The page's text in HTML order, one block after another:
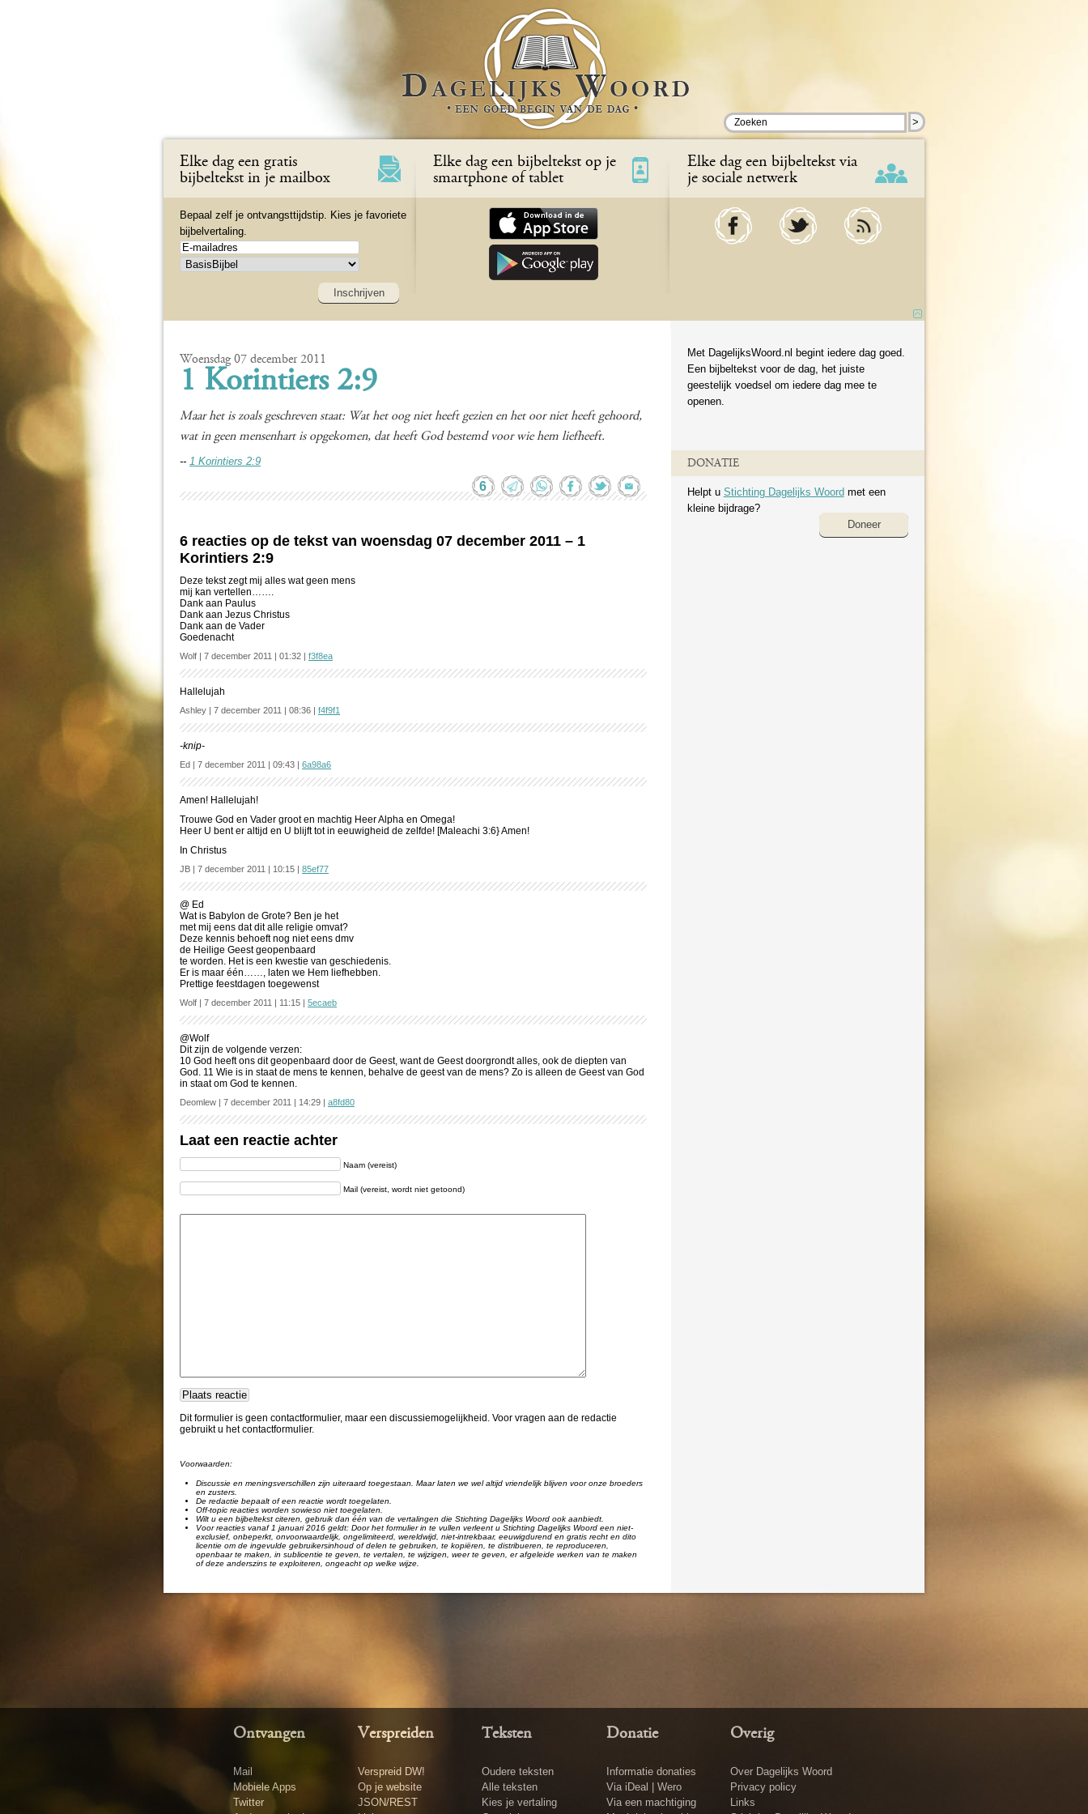
>
Elke dag een gratis
bijbeltekst in je mailbox
Bepaal zelf je ontvangsttijdstip. Kies je favoriete
bijbelvertaling.
Inschrijven
Elke dag een bijbeltekst op je
smartphone of tablet
Elke dag een bijbeltekst via
je sociale netwerk
Woensdag 07 december 2011
1 Korintiers 2:9
Maar het is zoals geschreven staat: Wat het oog niet heeft gezien en het oor niet heeft gehoord,
wat in geen mensenhart is opgekomen, dat heeft God bestemd voor wie hem liefheeft.
-- 1 Korintiers 2:9
6
6 reacties op de tekst van woensdag 07 december 2011 – 1
Korintiers 2:9
Deze tekst zegt mij alles wat geen mens
mij kan vertellen…….
Dank aan Paulus
Dank aan Jezus Christus
Dank aan de Vader
Goedenacht
Wolf | 7 december 2011 | 01:32 | f3f8ea
Hallelujah
Ashley | 7 december 2011 | 08:36 | f4f9f1
-knip-
Ed | 7 december 2011 | 09:43 | 6a98a6
Amen! Hallelujah!
Trouwe God en Vader groot en machtig Heer Alpha en Omega!
Heer U bent er altijd en U blijft tot in eeuwigheid de zelfde! [Maleachi 3:6} Amen!
In Christus
JB | 7 december 2011 | 10:15 | 85ef77
@ Ed
Wat is Babylon de Grote? Ben je het
met mij eens dat dit alle religie omvat?
Deze kennis behoeft nog niet eens dmv
de Heilige Geest geopenbaard
te worden. Het is een kwestie van geschiedenis.
Er is maar één……, laten we Hem liefhebben.
Prettige feestdagen toegewenst
Wolf | 7 december 2011 | 11:15 | 5ecaeb
@Wolf
Dit zijn de volgende verzen:
10 God heeft ons dit geopenbaard door de Geest, want de Geest doorgrondt alles, ook de diepten van
God. 11 Wie is in staat de mens te kennen, behalve de geest van de mens? Zo is alleen de Geest van God
in staat om God te kennen.
Deomlew | 7 december 2011 | 14:29 | a8fd80
Laat een reactie achter
Naam (vereist)
Mail (vereist, wordt niet getoond)
Dit formulier is geen contactformulier, maar een discussiemogelijkheid. Voor vragen aan de redactie
gebruikt u het contactformulier.
Voorwaarden:
Discussie en meningsverschillen zijn uiteraard toegestaan. Maar laten we wel altijd vriendelijk blijven voor onze broeders
en zusters.
De redactie bepaalt of een reactie wordt toegelaten.
Off-topic reacties worden sowieso niet toegelaten.
Wilt u een bijbeltekst citeren, gebruik dan één van de vertalingen die Stichting Dagelijks Woord ook aanbiedt.
Voor reacties vanaf 1 januari 2016 geldt: Door het formulier in te vullen verleent u Stichting Dagelijks Woord een niet-
exclusief, onbeperkt, onvoorwaardelijk, ongelimiteerd, wereldwijd, niet-intrekbaar, eeuwigdurend en gratis recht en dito
licentie om de ingevulde gebruikersinhoud of delen te gebruiken, te kopiëren, te distribueren, te reproduceren,
openbaar te maken, in sublicentie te geven, te vertalen, te wijzigen, weer te geven, er afgeleide werken van te maken
of deze anderszins te exploiteren, ongeacht op welke wijze.
Met DagelijksWoord.nl begint iedere dag goed.
Een bijbeltekst voor de dag, het juiste
geestelijk voedsel om iedere dag mee te
openen.
DONATIE
Helpt u Stichting Dagelijks Woord met een
kleine bijdrage?
Doneer
Ontvangen
Mail
Mobiele Apps
Twitter
Verspreiden
Verspreid DW!
Op je website
JSON/REST
Teksten
Oudere teksten
Alle teksten
Kies je vertaling
Donatie
Informatie donaties
Via iDeal | Wero
Via een machtiging
Overig
Over Dagelijks Woord
Privacy policy
Links